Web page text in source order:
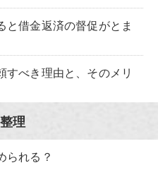
と借金返済の督促がとま
すべき理由と、そのメリ
理
られる？